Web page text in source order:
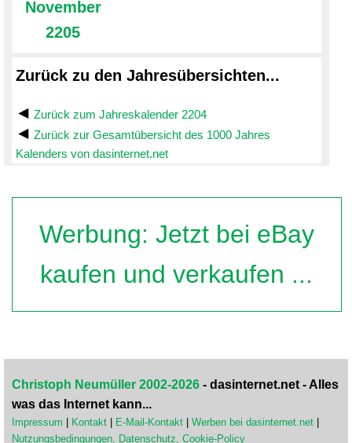
November
2205
Zurück zu den Jahresübersichten...
Zurück zum Jahreskalender 2204
Zurück zur Gesamtübersicht des 1000 Jahres
Kalenders von dasinternet.net
Werbung: Jetzt bei eBay
kaufen und verkaufen ...
Christoph Neumüller 2002-2026 - dasinternet.net - Alles
was das Internet kann...
Impressum | Kontakt | E-Mail-Kontakt | Werben bei dasinternet.net |
Nutzungsbedingungen, Datenschutz, Cookie-Policy